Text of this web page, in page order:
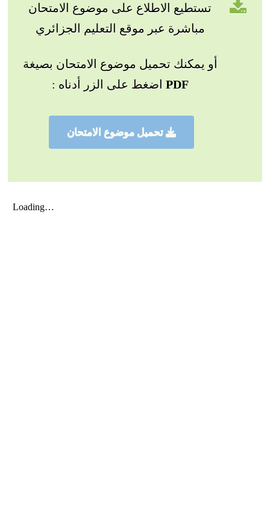
تستطيع الاطلاع على موضوع الامتحان
مباشرة عبر موقع التعليم الجزائري
أو يمكنك تحميل موضوع الامتحان بصيغة
PDF اضغط على الزر أدناه :
تحميل موضوع الامتحان